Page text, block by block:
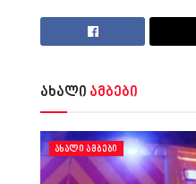
ახალი ამბები
ᲐᲮᲐᲚᲘ ᲐᲛᲑᲔᲑᲘ